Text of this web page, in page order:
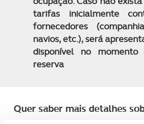
tarifas inicialmente
fornecedores
navios, etc.), será
disponível no
reserva
Quer saber mais detalhes